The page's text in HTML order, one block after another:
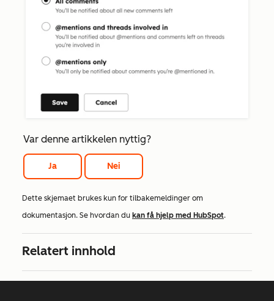
Var denne artikkelen nyttig?
Ja Nei
Dette skjemaet brukes kun for tilbakemeldinger om
dokumentasjon. Se hvordan du kan få hjelp med HubSpot.
Relatert innhold